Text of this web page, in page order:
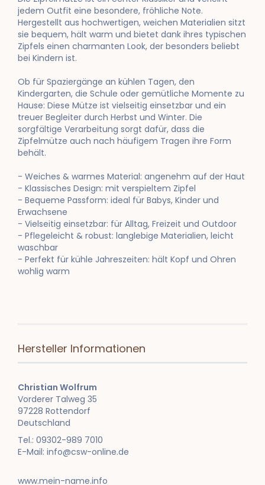
jedem Outfit eine besondere, fröhliche Note.
Hergestellt aus hochwertigen, weichen Materialien sitzt
sie bequem, hält warm und bietet dank ihres typischen
Zipfels einen charmanten Look, der besonders beliebt
bei Kindern ist.
Ob für Spaziergänge an kühlen Tagen, den
Kindergarten, die Schule oder gemütliche Momente zu
Hause: Diese Mütze ist vielseitig einsetzbar und ein
treuer Begleiter durch Herbst und Winter. Die
sorgfältige Verarbeitung sorgt dafür, dass die
Zipfelmütze auch nach häufigem Tragen ihre Form
behält.
- Weiches & warmes Material: angenehm auf der Haut
- Klassisches Design: mit verspieltem Zipfel
- Bequeme Passform: ideal für Babys, Kinder und
Erwachsene
- Vielseitig einsetzbar: für Alltag, Freizeit und Outdoor
- Pflegeleicht & robust: langlebige Materialien, leicht
waschbar
- Perfekt für kühle Jahreszeiten: hält Kopf und Ohren
wohlig warm
Hersteller Informationen
Christian Wolfrum
Vorderer Talweg 35
97228 Rottendorf
Deutschland
Tel.: 09302-989 7010
E-Mail: info@csw-online.de
www.mein-name.info